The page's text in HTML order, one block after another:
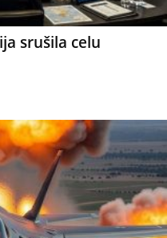
srušila celu